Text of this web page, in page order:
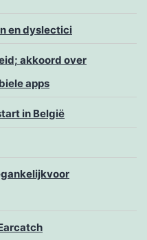
en dyslectici
akkoord over
apps
in België